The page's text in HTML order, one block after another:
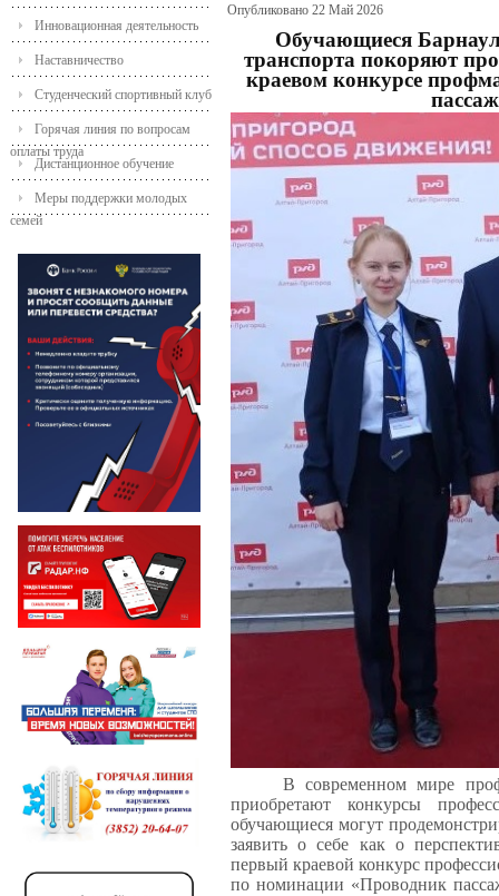
Инновационная деятельность
Наставничество
Студенческий спортивный клуб
Горячая линия по вопросам
оплаты труда
Дистанционное обучение
Меры поддержки молодых
семей
Опубликовано 22 Май 2026
Обучающиеся
транспорта покоряют
краевом конкурсе
В современном мире
приобретают конкурсы
обучающиеся могут
заявить о себе как о
первый краевой конкурс
по номинации «Проводник